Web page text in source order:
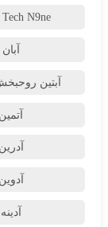
Tech N9ne و یاس
آبان
آبتین
آتمین
آدرین
آدوین
آدینه